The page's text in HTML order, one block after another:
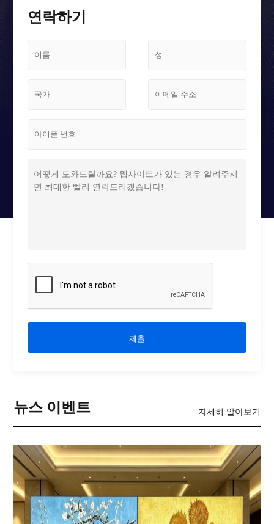
연락하기
제출
뉴스 이벤트 자세히 알아보기